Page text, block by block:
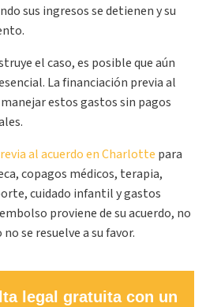
sus ingresos se detienen y su
el caso, es posible que aún
La financiación previa al
estos gastos sin pagos
al acuerdo en Charlotte para
copagos médicos, terapia,
cuidado infantil y gastos
proviene de su acuerdo, no
se resuelve a su favor.
legal gratuita con un